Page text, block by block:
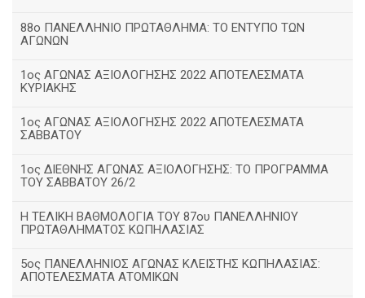
88ο ΠΑΝΕΛΛΗΝΙΟ ΠΡΩΤΑΘΛΗΜΑ: ΤΟ ΕΝΤΥΠΟ ΤΩΝ
ΑΓΩΝΩΝ
1ος ΑΓΩΝΑΣ ΑΞΙΟΛΟΓΗΣΗΣ 2022 ΑΠΟΤΕΛΕΣΜΑΤΑ
ΚΥΡΙΑΚΗΣ
1ος ΑΓΩΝΑΣ ΑΞΙΟΛΟΓΗΣΗΣ 2022 ΑΠΟΤΕΛΕΣΜΑΤΑ
ΣΑΒΒΑΤΟΥ
1ος ΔΙΕΘΝΗΣ ΑΓΩΝΑΣ ΑΞΙΟΛΟΓΗΣΗΣ: ΤΟ ΠΡΟΓΡΑΜΜΑ
ΤΟΥ ΣΑΒΒΑΤΟΥ 26/2
Η ΤΕΛΙΚΗ ΒΑΘΜΟΛΟΓΙΑ ΤΟΥ 87ου ΠΑΝΕΛΛΗΝΙΟΥ
ΠΡΩΤΑΘΛΗΜΑΤΟΣ ΚΩΠΗΛΑΣΙΑΣ
5ος ΠΑΝΕΛΛΗΝΙΟΣ ΑΓΩΝΑΣ ΚΛΕΙΣΤΗΣ ΚΩΠΗΛΑΣΙΑΣ:
ΑΠΟΤΕΛΕΣΜΑΤΑ ΑΤΟΜΙΚΩΝ